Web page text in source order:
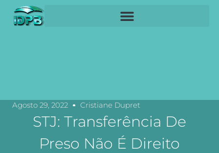
Agosto 29, 2022 Cristiane Dupret
STJ: Transferência De
Preso Não É Direito